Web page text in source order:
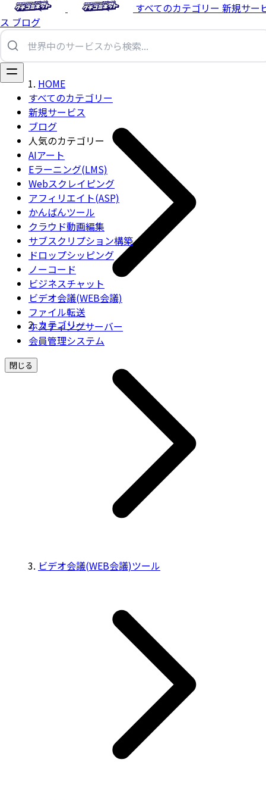
すべてのカテゴリー 新規サー
ス ブログ
すべてのカテゴリー
新規サービス
ブログ
人気のカテゴリー
AIアート
Eラーニング(LMS)
Webスクレイピング
アフィリエイト(ASP)
かんばんツール
クラウド動画編集
サブスクリプション構築
ドロップシッピング
ノーコード
ビジネスチャット
ビデオ会議(WEB会議)
ファイル転送
ホスティングサーバー
会員管理システム
閉じる
HOME
カテゴリー
ビデオ会議(WEB会議)ツール